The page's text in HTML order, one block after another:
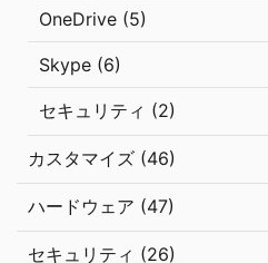
OneDrive (5)
Skype (6)
セキュリティ (2)
カスタマイズ (46)
ハードウェア (47)
セキュリティ (26)